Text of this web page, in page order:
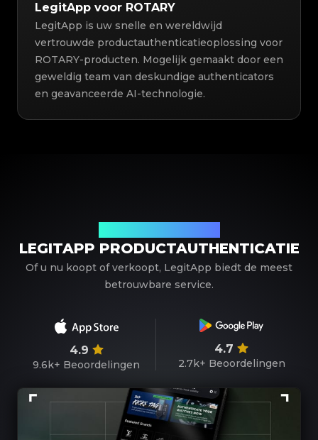
LegitApp voor ROTARY
LegitApp is uw snelle en wereldwijd
vertrouwde productauthenticatieoplossing voor
ROTARY-producten. Mogelijk gemaakt door een
geweldig team van deskundige authenticators
en geavanceerde AI-technologie.
LEGITAPP PRODUCTAUTHENTICATIE
Of u nu koopt of verkoopt, LegitApp biedt de meest
betrouwbare service.
4.9
9.6k+ Beoordelingen
4.7
2.7k+ Beoordelingen